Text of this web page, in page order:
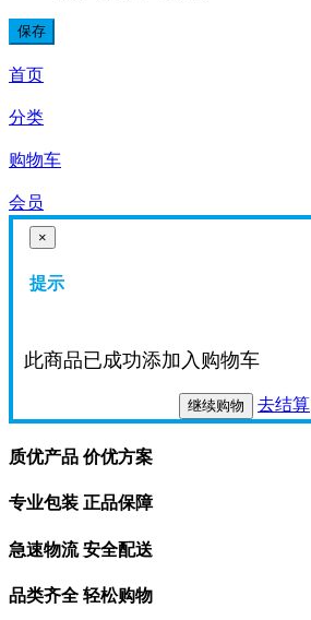
首页
分类
购物车
会员
×
提示
此商品已成功添加入购物车
继续购物 去结算
质优产品 价优方案
专业包装 正品保障
急速物流 安全配送
品类齐全 轻松购物